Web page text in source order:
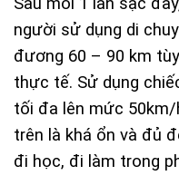
người sử dụng di
đương 60 – 90 km
thực tế. Sử dụng
tối đa lên mức 50km/
trên là khá ổn và đủ
đi học, đi làm trong